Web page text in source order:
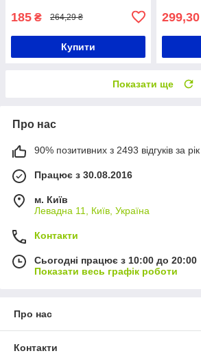
185 ₴ 264,29 ₴
Купити
299,30
Показати ще
Про нас
90% позитивних з 2493 відгуків за рік
Працює з 30.08.2016
м. Київ
Левадна 11, Київ, Україна
Контакти
Сьогодні працює з 10:00 до 20:00
Показати весь графік роботи
Про нас
Контакти